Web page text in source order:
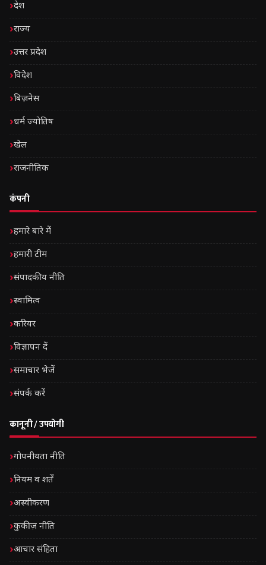
देश
राज्य
उत्तर प्रदेश
विदेश
बिज़नेस
धर्म ज्योतिष
खेल
राजनीतिक
कंपनी
हमारे बारे में
हमारी टीम
संपादकीय नीति
स्वामित्व
करियर
विज्ञापन दें
समाचार भेजें
संपर्क करें
कानूनी / उपयोगी
गोपनीयता नीति
नियम व शर्तें
अस्वीकरण
कुकीज़ नीति
आचार संहिता